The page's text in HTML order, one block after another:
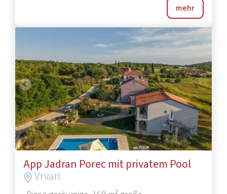
mehr
1/36
App Jadran Porec mit privatem Pool
Vrvari